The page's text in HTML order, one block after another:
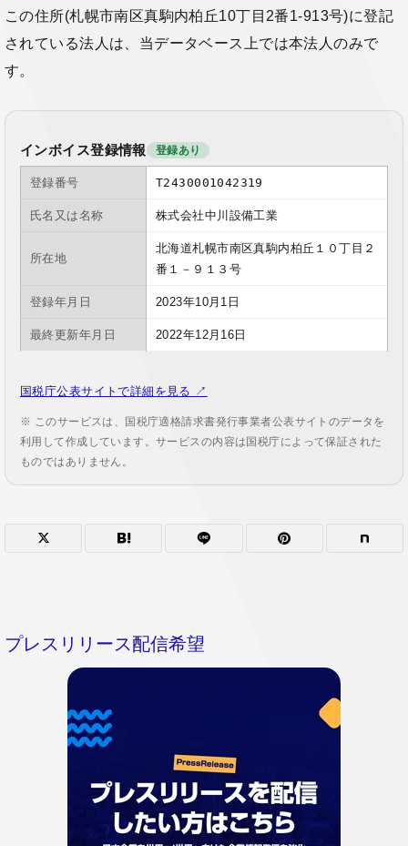
この住所(札幌市南区真駒内柏丘10丁目2番1-913号)に登記
されている法人は、当データベース上では本法人のみで
す。
インボイス登録情報 登録あり
登録番号 T2430001042319
氏名又は名称 株式会社中川設備工業
所在地
北海道札幌市南区真駒内柏丘１０丁目２
番１－９１３号
登録年月日 2023年10月1日
最終更新年月日 2022年12月16日
国税庁公表サイトで詳細を見る ↗
※ このサービスは、国税庁適格請求書発行事業者公表サイトのデータを
利用して作成しています。サービスの内容は国税庁によって保証された
ものではありません。
プレスリリース配信希望